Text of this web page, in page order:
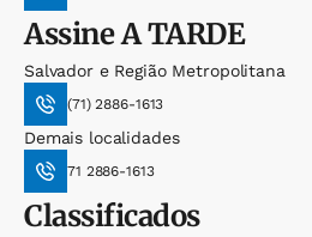
AssineA TARDE
Salvador e Região Metropolitana
(71) 2886-1613
Demais localidades
71 2886-1613
Classificados